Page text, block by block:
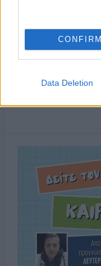
CONFIRM
Data Deletion